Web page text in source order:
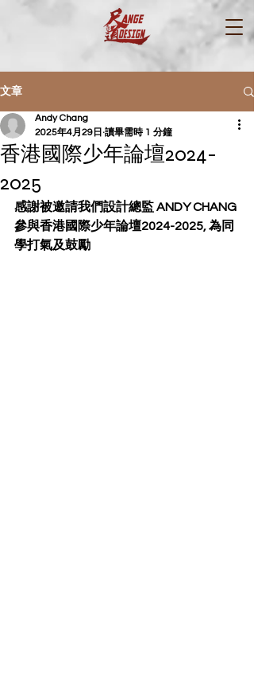
文章
香港國際少年論壇2024-
2025
Andy Chang
2025年4月29日 讀畢需時 1 分鐘
感謝被邀請我們設計總監 ANDY CHANG
參與香港國際少年論壇2024-2025, 為同
學打氣及鼓勵